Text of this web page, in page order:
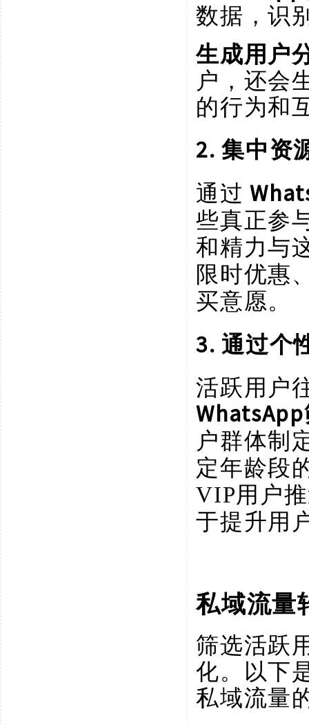
数据，识
生成用户
户，还会
的行为和
2. 集中资
通过
些真正参
和精力与
限时优惠
买意愿。
3. 通过个
活跃用户
户群体制
定年龄段
VIP用户
于提升用
私域流量
筛选活跃
化。以下
私域流量